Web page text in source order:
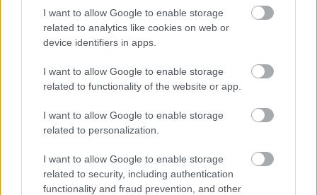
I want to allow Google to enable storage
related to analytics like cookies on web or
device identifiers in apps.
I want to allow Google to enable storage
related to functionality of the website or app.
I want to allow Google to enable storage
related to personalization.
I want to allow Google to enable storage
related to security, including authentication
functionality and fraud prevention, and other